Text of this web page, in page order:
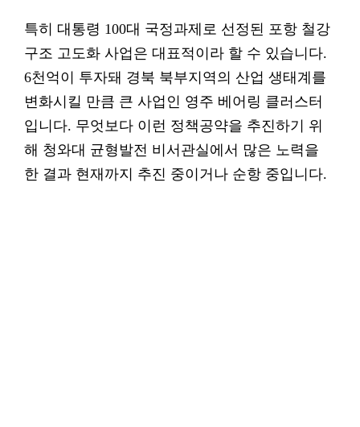
특히 대통령 100대 국정과제로 선정된 포항 철강
구조 고도화 사업은 대표적이라 할 수 있습니다.
6천억이 투자돼 경북 북부지역의 산업 생태계를
변화시킬 만큼 큰 사업인 영주 베어링 클러스터
입니다. 무엇보다 이런 정책공약을 추진하기 위
해 청와대 균형발전 비서관실에서 많은 노력을
한 결과 현재까지 추진 중이거나 순항 중입니다.